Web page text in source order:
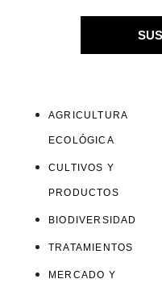
AGRICULTURA
ECOLÓGICA
CULTIVOS Y
PRODUCTOS
BIODIVERSIDAD
TRATAMIENTOS
MERCADO Y